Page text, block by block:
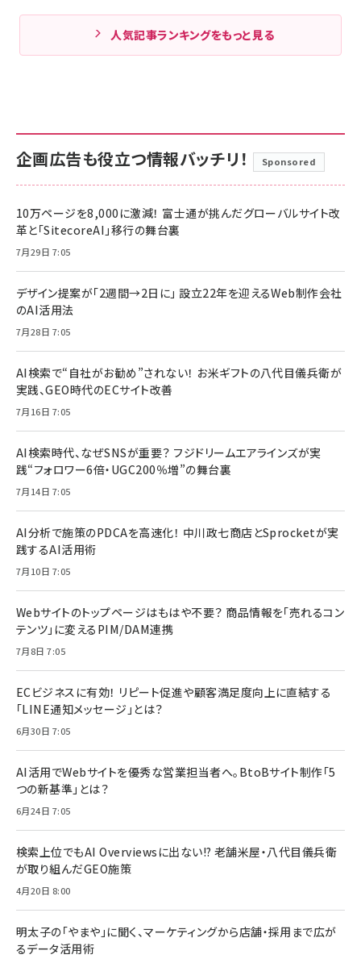
人気記事ランキングをもっと見る
企画広告も役立つ情報バッチリ！ Sponsored
10万ページを8,000に激減！ 富士通が挑んだグローバルサイト改
革と「SitecoreAI」移行の舞台裏
7月29日 7:05
デザイン提案が「2週間→2日に」 設立22年を迎えるWeb制作会社
のAI活用法
7月28日 7:05
AI検索で“自社がお勧め”されない！ お米ギフトの八代目儀兵衛が
実践、GEO時代のECサイト改善
7月16日 7:05
AI検索時代、なぜSNSが重要？ フジドリームエアラインズが実
践“フォロワー6倍・UGC200％増”の舞台裏
7月14日 7:05
AI分析で施策のPDCAを高速化！ 中川政七商店とSprocketが実
践するAI活用術
7月10日 7:05
Webサイトのトップページはもはや不要？ 商品情報を「売れるコン
テンツ」に変えるPIM/DAM連携
7月8日 7:05
ECビジネスに有効！ リピート促進や顧客満足度向上に直結する
「LINE通知メッセージ」とは？
6月30日 7:05
AI活用でWebサイトを優秀な営業担当者へ。BtoBサイト制作「5
つの新基準」とは？
6月24日 7:05
検索上位でもAI Overviewsに出ない!? 老舗米屋・八代目儀兵衛
が取り組んだGEO施策
4月20日 8:00
明太子の「やまや」に聞く、マーケティングから店舗・採用まで広が
るデータ活用術